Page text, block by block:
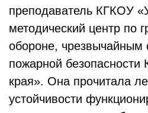
преподаватель КГКОУ
методический центр по
обороне, чрезвычайным
пожарной безопасности
края». Она прочитала
устойчивости